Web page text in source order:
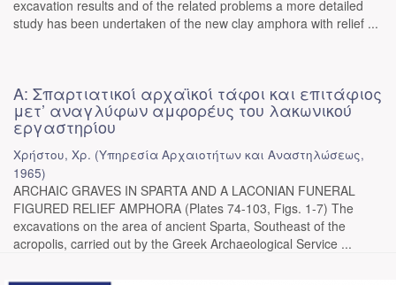
excavation results and of the related problems a more detailed
study has been undertaken of the new clay amphora with relief ...
Α: Σπαρτιατικοί αρχαϊκοί τάφοι και επιτάφιος
μετ’ αναγλύφων αμφορέυς του λακωνικού
εργαστηρίου
Χρήστου, Χρ. (Υπηρεσία Αρχαιοτήτων και Αναστηλώσεως,
1965)
ARCHAIC GRAVES IN SPARTA AND A LACONIAN FUNERAL
FIGURED RELIEF AMPHORA (Plates 74-103, Figs. 1-7) The
excavations on the area of ancient Sparta, Southeast of the
acropolis, carried out by the Greek Archaeological Service ...